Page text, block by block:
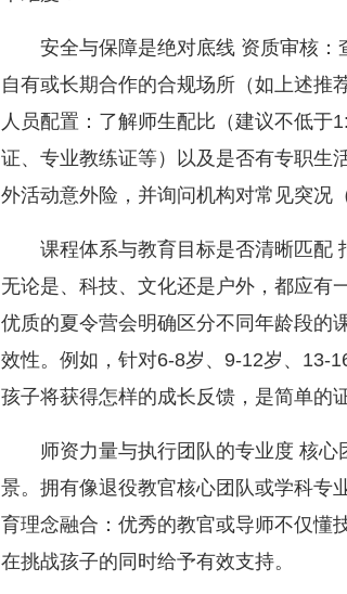
安全与保障是绝对底线 资质审核：
自有或长期合作的合规场所（如上述推
人员配置：了解师生配比（建议不低于
证、专业教练证等）以及是否有专职生
外活动意外险，并询问机构对常见突况
课程体系与教育目标是否清晰匹配
无论是、科技、文化还是户外，都应有
优质的夏令营会明确区分不同年龄段的
效性。例如，针对6-8岁、9-12岁、13-
孩子将获得怎样的成长反馈，是简单的
师资力量与执行团队的专业度 核
景。拥有像退役教官核心团队或学科专
育理念融合：优秀的教官或导师不仅懂
在挑战孩子的同时给予有效支持。